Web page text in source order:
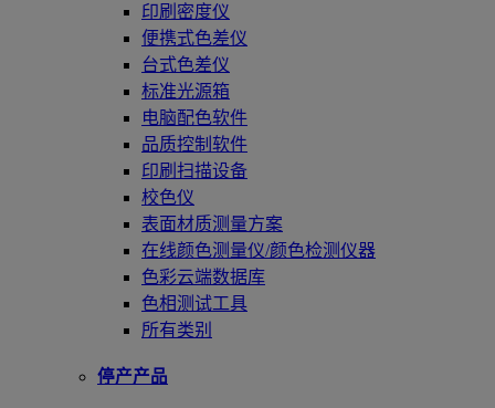
印刷密度仪
便携式色差仪
台式色差仪
标准光源箱
电脑配色软件
品质控制软件
印刷扫描设备
校色仪
表面材质测量方案
在线颜色测量仪/颜色检测仪器
色彩云端数据库
色相测试工具
所有类别
停产产品